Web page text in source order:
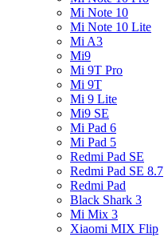
Mi Note 10
Mi Note 10 Lite
Mi A3
Mi9
Mi 9T Pro
Mi 9T
Mi 9 Lite
Mi9 SE
Mi Pad 6
Mi Pad 5
Redmi Pad SE
Redmi Pad SE 8.7
Redmi Pad
Black Shark 3
Mi Mix 3
Xiaomi MIX Flip